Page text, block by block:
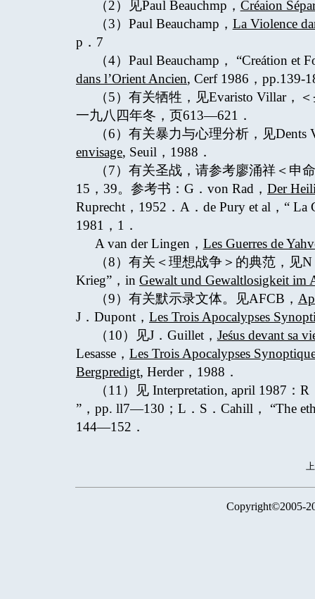
（2）见Paul Beauchmp， Créaion
（3）Paul Beauchamp， La Violence
p．7
（4）Paul Beauchamp， “Creátion
dans l’Orient Ancien, Cerf 1986，pp.139-
（5）有关牺牲，见Evaristo Villar，
一九八四年冬，页613—621．
（6）有关暴力与心理分析，见Dents
envisage, Seuil，1988．
（7）有关圣战，请参考廖涌祥＜申
15，39。参考书：G．von Rad， Der
Ruprecht，1952．A．de Pury et al，“ La
1981，1．
A van der Lingen， Les Guerres de
（8）有关＜理想战争＞的典范，见N
Krieg”，in Gewalt und Gewaltlosigkeit im
（9）有关默示录文体。见AFCB，
J．Dupont， Les Trois Apocalypses
（10）见J．Guillet， Jeśus devant sa
Lesasse， Les Trois Apocalypses
Bergpredigt, Herder，1988．
（11）见 Interpretation, april 1987：
”，pp. ll7—130；L．S．Cahill， “The
144—152．
Copyright©2005-